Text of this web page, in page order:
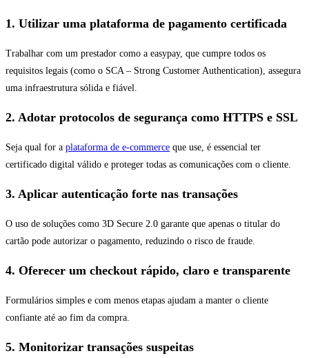
1. Utilizar uma plataforma de pagamento certificada
Trabalhar com um prestador como a easypay, que cumpre todos os
requisitos legais (como o SCA – Strong Customer Authentication), assegura
uma infraestrutura sólida e fiável.
2. Adotar protocolos de segurança como HTTPS e SSL
Seja qual for a plataforma de e-commerce que use, é essencial ter
certificado digital válido e proteger todas as comunicações com o cliente.
3. Aplicar autenticação forte nas transações
O uso de soluções como 3D Secure 2.0 garante que apenas o titular do
cartão pode autorizar o pagamento, reduzindo o risco de fraude.
4. Oferecer um checkout rápido, claro e transparente
Formulários simples e com menos etapas ajudam a manter o cliente
confiante até ao fim da compra.
5. Monitorizar transações suspeitas